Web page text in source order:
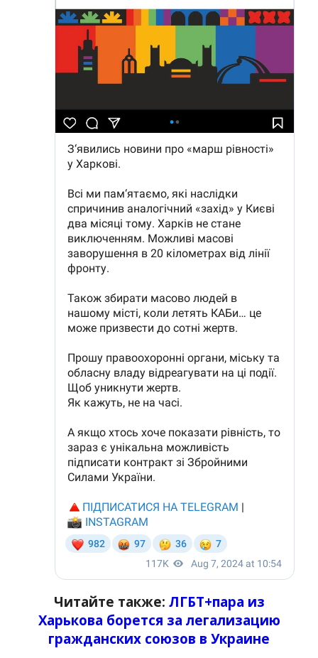
Читайте также: ЛГБТ+пара из
Харькова борется за легализацию
гражданских союзов в Украине